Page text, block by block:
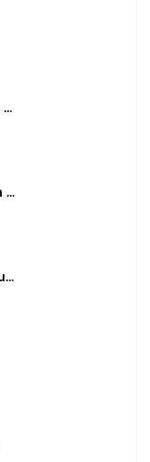
Statua della Madonna in una nicchia di San sabino
Pietra blu e altare di San Pietro
Castel Sant'Angelo e i Duchi di Spoleto